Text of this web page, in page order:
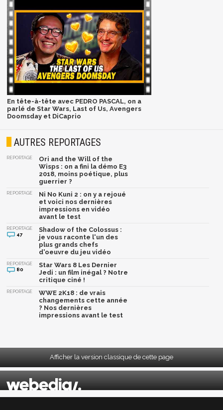
En tête-à-tête avec PEDRO PASCAL, on a
parlé de Star Wars, Last of Us, Avengers
Doomsday et DiCaprio
AUTRES REPORTAGES
REPORTAGE
Ori and the Will of the
Wisps : on a fini la démo E3
2018, moins poétique, plus
guerrier ?
REPORTAGE
Ni No Kuni 2 : on y a rejoué
et voici nos dernières
impressions en vidéo
avant le test
REPORTAGE
47
Shadow of the Colossus :
je vous raconte l'un des
plus grands chefs
d'oeuvre du jeu vidéo
REPORTAGE
80
Star Wars 8 Les Dernier
Jedi : un film inégal ? Notre
critique ciné !
REPORTAGE
WWE 2K18 : de vrais
changements cette année
? Nos dernières
impressions avant le test
Afficher la version classique de cette page